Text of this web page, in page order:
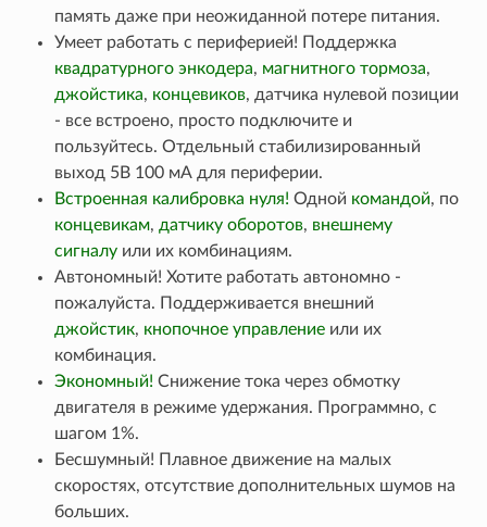
память даже при неожиданной потере питания.
Умеет работать с периферией! Поддержка
квадратурного энкодера, магнитного тормоза,
джойстика, концевиков, датчика нулевой позиции
- все встроено, просто подключите и
пользуйтесь. Отдельный стабилизированный
выход 5В 100 мА для периферии.
Встроенная калибровка нуля! Одной командой, по
концевикам, датчику оборотов, внешнему
сигналуили их комбинациям.
Автономный! Хотите работать автономно -
пожалуйста. Поддерживается внешний
джойстик, кнопочное управлениеили их
комбинация.
Экономный! Снижение тока через обмотку
двигателя в режиме удержания. Программно, с
шагом 1%.
Бесшумный! Плавное движение на малых
скоростях, отсутствие дополнительных шумов на
больших.